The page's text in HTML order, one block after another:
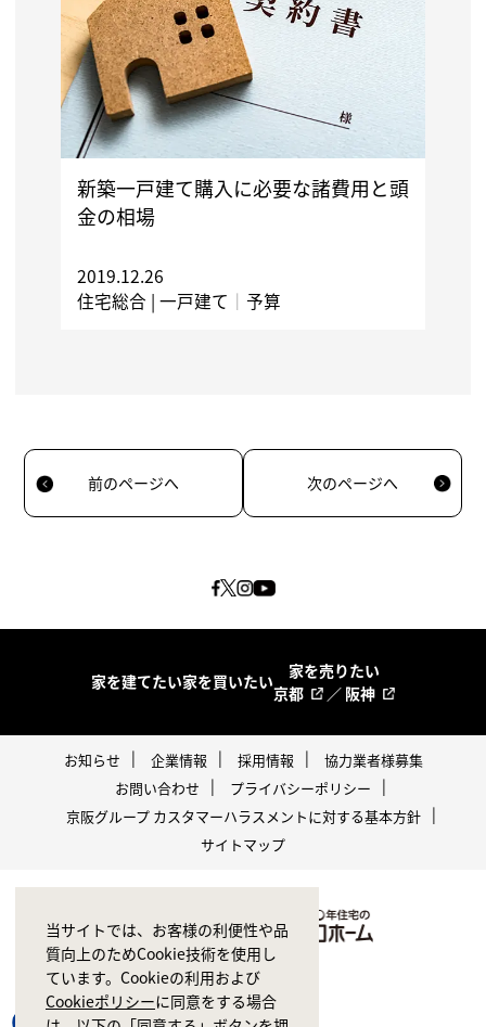
新築一戸建て購入に必要な諸費用と頭
金の相場
2019.12.26
住宅総合 | 一戸建て ｜ 予算
前のページへ 次のページへ
家を建てたい家を買いたい
家を売りたい
京都
／ 阪神
お知らせ 企業情報 採用情報
協力業者様募集
お問い合わせ
プライバシーポリシー
京阪グループ カスタマーハラスメントに対する基本方針
サイトマップ
当サイトでは、お客様の利便性や品
質向上のためCookie技術を使用し
ています。Cookieの利用および
Cookieポリシーに同意をする場合